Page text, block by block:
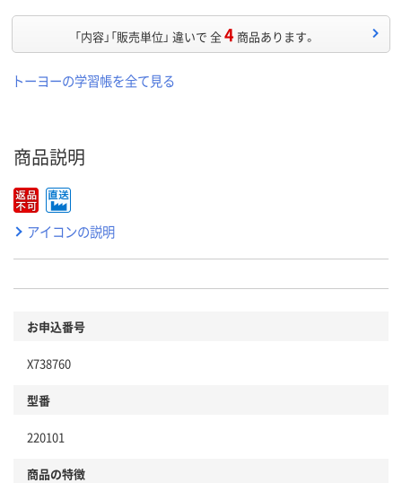
「内容」「販売単位」 違いで 全4 商品あります。
トーヨーの学習帳を全て見る
商品説明
アイコンの説明
お申込番号
X738760
型番
220101
商品の特徴